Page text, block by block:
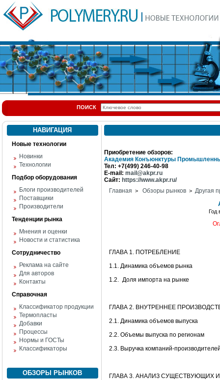
ПОИСК
НАВИГАЦИЯ
Новые технологии
Новинки
Технологии
Подбор оборудования
Блоги производителей
Поставщики
Производители
Тенденции рынка
Мнения и оценки
Новости и статистика
Сотрудничество
Реклама на сайте
Для авторов
Контакты
Справочная
Классификатор продукции
Термопласты
Добавки
Процессы
Нормы и ГОСТы
Классификаторы
ОБЗОРЫ РЫНКОВ
Приобретение обзоров:
Академия Конъюнктуры
Тел: +7(499) 246-40-98
E-mail: mail@akpr.ru
Сайт: https://www.akpr.ru/
Главная > Обзоры рынков > Другая
Год
ГЛАВА 1. ПОТРЕБЛЕНИЕ
1.1. Динамика объемов рынка
1.2. Доля импорта на рынке
ГЛАВА 2. ВНУТРЕННЕЕ
2.1. Динамика объемов выпуска
2.2. Объемы выпуска по регионам
2.3. Выручка компаний-
ГЛАВА 3. АНАЛИЗ СУЩЕСТВУЮЩИХ